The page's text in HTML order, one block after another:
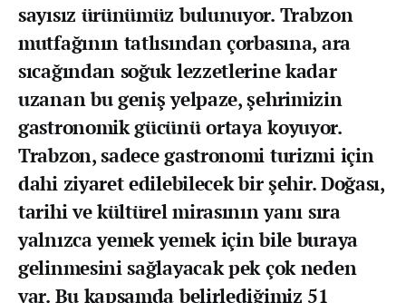
sayısız ürünümüz bulunuyor. Trabzon
mutfağının tatlısından çorbasına, ara
sıcağından soğuk lezzetlerine kadar
uzanan bu geniş yelpaze, şehrimizin
gastronomik gücünü ortaya koyuyor.
Trabzon, sadece gastronomi turizmi için
dahi ziyaret edilebilecek bir şehir. Doğası,
tarihi ve kültürel mirasının yanı sıra
yalnızca yemek yemek için bile buraya
gelinmesini sağlayacak pek çok neden
var. Bu kapsamda belirlediğimiz 51